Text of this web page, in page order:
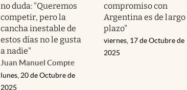
no duda: "Queremos
competir, pero la
cancha inestable de
estos días no le gusta
a nadie"
Juan Manuel Compte
lunes, 20 de Octubre de
2025
compromiso con
Argentina es de largo
plazo"
viernes, 17 de Octubre de
2025